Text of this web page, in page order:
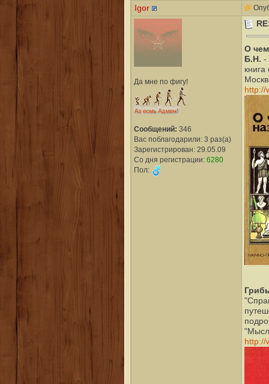
Igor
Да мне по фигу!
Сообщений: 346
Вас поблагодарили: 3 раз(а)
Зарегистрирован: 29.05.09
Со дня регистрации: 6280
Пол:
О чем
Б.Н. -
http://
http://